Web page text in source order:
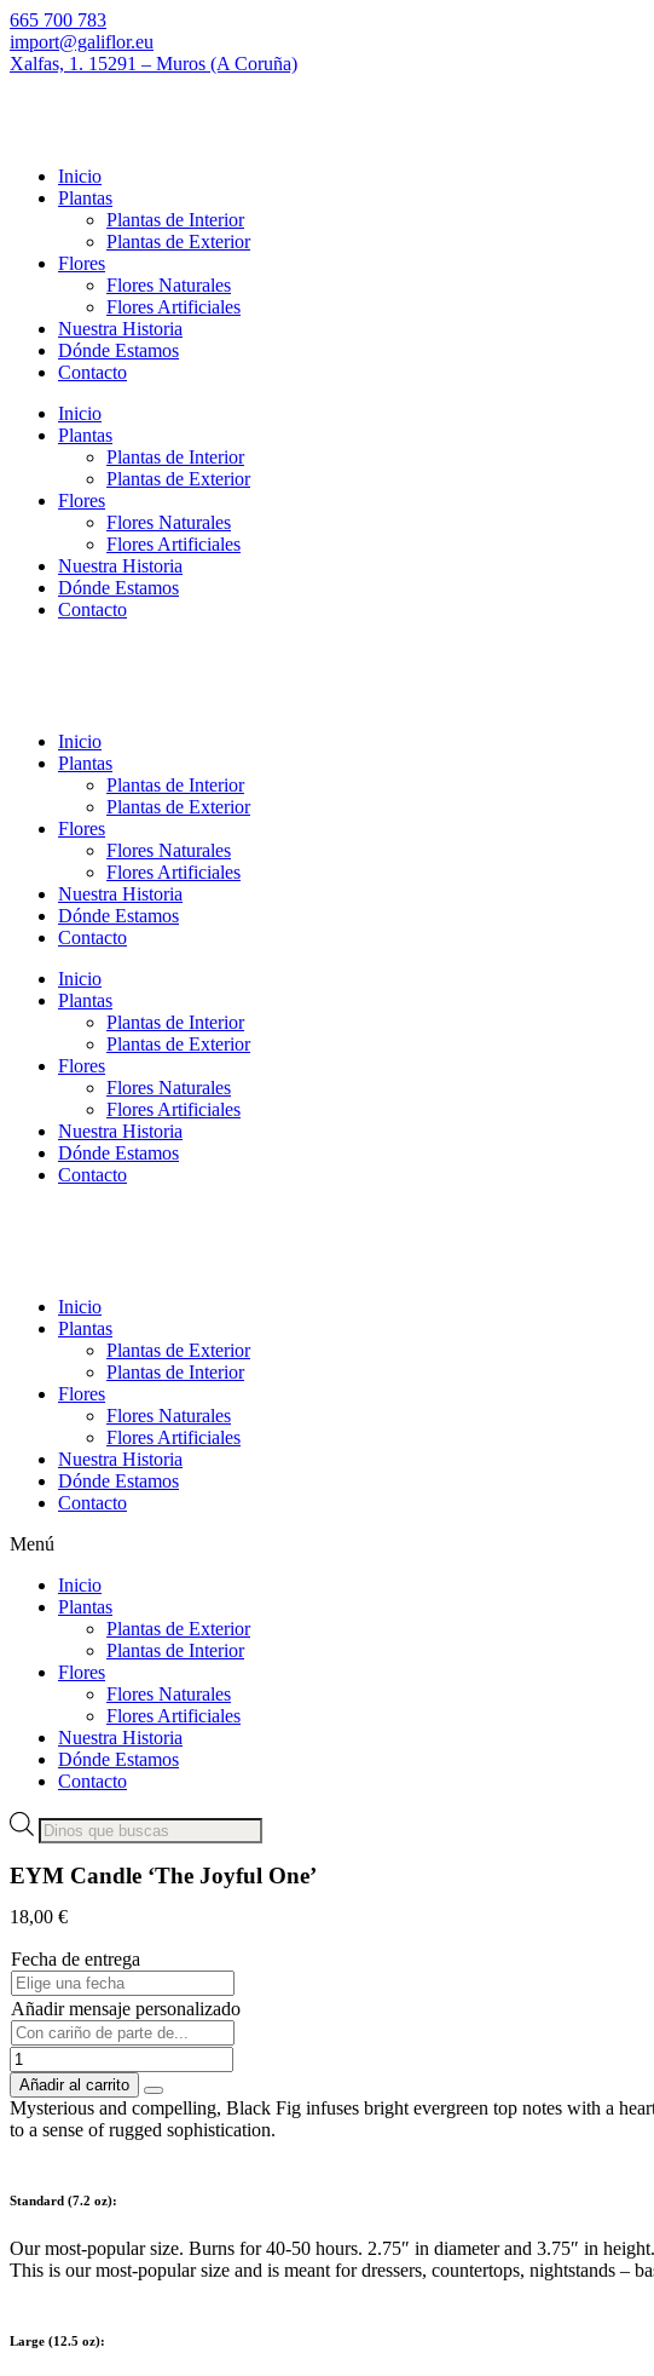
665 700 783
import@galiflor.eu
Xalfas, 1. 15291 – Muros (A Coruña)
Inicio
Plantas
Plantas de Interior
Plantas de Exterior
Flores
Flores Naturales
Flores Artificiales
Nuestra Historia
Dónde Estamos
Contacto
Inicio
Plantas
Plantas de Interior
Plantas de Exterior
Flores
Flores Naturales
Flores Artificiales
Nuestra Historia
Dónde Estamos
Contacto
Inicio
Plantas
Plantas de Interior
Plantas de Exterior
Flores
Flores Naturales
Flores Artificiales
Nuestra Historia
Dónde Estamos
Contacto
Inicio
Plantas
Plantas de Interior
Plantas de Exterior
Flores
Flores Naturales
Flores Artificiales
Nuestra Historia
Dónde Estamos
Contacto
Inicio
Plantas
Plantas de Exterior
Plantas de Interior
Flores
Flores Naturales
Flores Artificiales
Nuestra Historia
Dónde Estamos
Contacto
Menú
Inicio
Plantas
Plantas de Exterior
Plantas de Interior
Flores
Flores Naturales
Flores Artificiales
Nuestra Historia
Dónde Estamos
Contacto
Búsqueda
de
productos
EYM Candle ‘The Joyful One’
18,00 €
Fecha de entrega
Añadir mensaje personalizado
EYM
Candle
'The
Joyful
One'
Añadir al carrito
Mysterious and compelling, Black Fig infuses bright evergreen top notes with a
to a sense of rugged sophistication.
Standard (7.2 oz):
Our most-popular size. Burns for 40-50 hours. 2.75″ in diameter and 3.75″ in height.
This is our most-popular size and is meant for dressers, countertops, nightstands –
Large (12.5 oz):